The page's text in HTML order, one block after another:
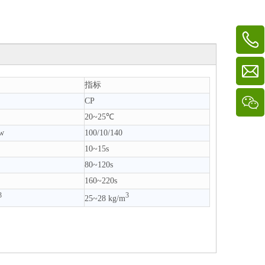
指标
CP
20~25℃
100/10/140
10~15s
80~120s
160~220s
25~28 kg/m3